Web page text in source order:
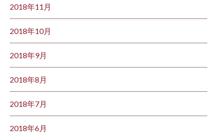
2018年11月
2018年10月
2018年9月
2018年8月
2018年7月
2018年6月